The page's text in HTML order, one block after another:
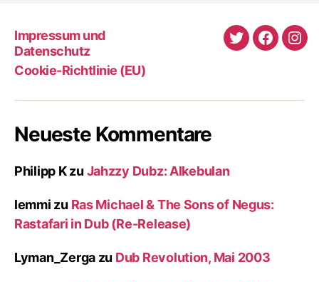
Impressum und
Datenschutz
Cookie-Richtlinie (EU)
Twitter
Neueste Kommentare
Philipp Kzu Jahzzy Dubz: Alkebulan
lemmi zu Ras Michael & The Sons of Negus:
Rastafari in Dub (Re-Release)
Lyman_Zerga zu Dub Revolution, Mai 2003